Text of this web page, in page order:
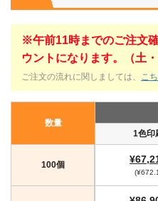
※午前11時までのご注文
ウントになります。（土
ご注文の流れに関しましては、 こ
数量
1色印
100個